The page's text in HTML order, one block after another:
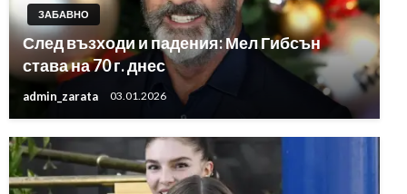
ЗАБАВНО
След възходи и падения: Мел Гибсън
става на 70 г. днес
admin_zarata 03.01.2026